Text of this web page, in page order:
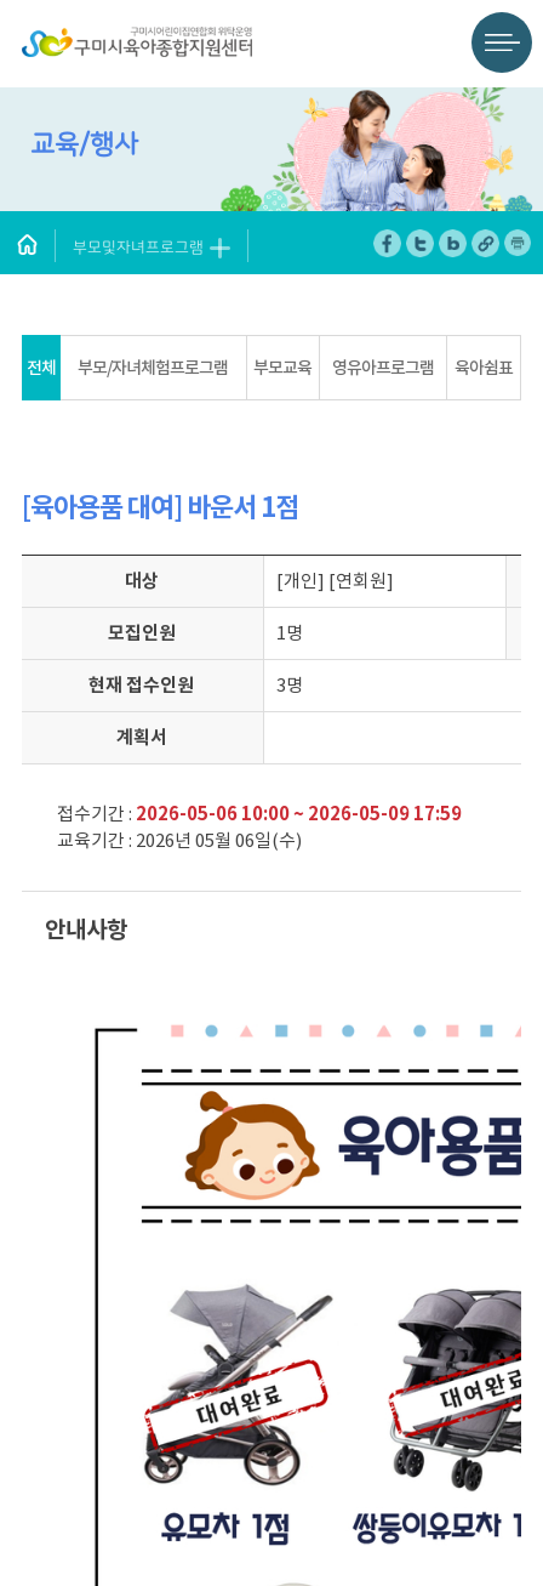
교육/행사
부모및자녀프로그램
전체 부모/자녀체험프로그램 부모교육 영유아프로그램 육아쉼표
[육아용품 대여] 바운서 1점
대상 [개인] [연회원]
모집인원 1명
현재 접수인원 3명
계획서
접수기간 : 2026-05-06 10:00 ~ 2026-05-09 17:59
교육기간 : 2026년 05월 06일(수)
안내사항